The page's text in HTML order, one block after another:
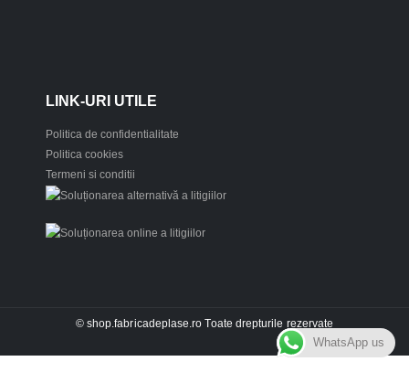
LINK-URI UTILE
Politica de confidentialitate
Politica cookies
Termeni si conditii
© shop.fabricadeplase.ro Toate drepturile rezervate
WhatsApp us